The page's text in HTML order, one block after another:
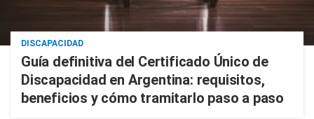
DISCAPACIDAD
Guía definitiva del Certificado Único de
Discapacidad en Argentina: requisitos,
beneficios y cómo tramitarlo paso a paso